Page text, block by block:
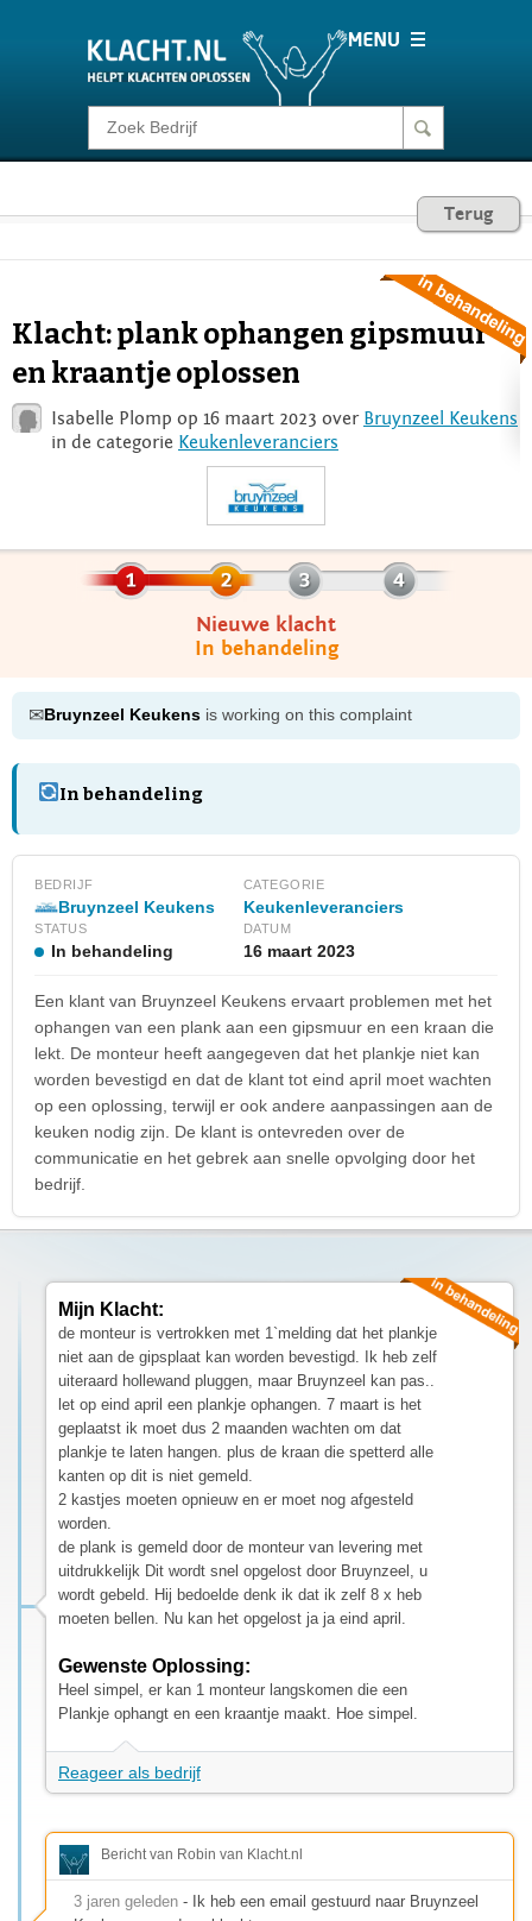
Klacht melden
Consumentenrecht
Voor Bedrijven
Login
Terug
Klacht: plank ophangen gipsmuur
en kraantje oplossen
Isabelle Plomp op 16 maart 2023 over Bruynzeel Keukens
in de categorie Keukenleveranciers
Nieuwe klacht
In behandeling
✉Bruynzeel Keukens is working on this complaint
In behandeling
BEDRIJF
Bruynzeel Keukens
CATEGORIE
Keukenleveranciers
STATUS
In behandeling
DATUM
16 maart 2023
Een klant van Bruynzeel Keukens ervaart problemen met het
ophangen van een plank aan een gipsmuur en een kraan die
lekt. De monteur heeft aangegeven dat het plankje niet kan
worden bevestigd en dat de klant tot eind april moet wachten
op een oplossing, terwijl er ook andere aanpassingen aan de
keuken nodig zijn. De klant is ontevreden over de
communicatie en het gebrek aan snelle opvolging door het
bedrijf.
Mijn Klacht:
de monteur is vertrokken met 1`melding dat het plankje
niet aan de gipsplaat kan worden bevestigd. Ik heb zelf
uiteraard hollewand pluggen, maar Bruynzeel kan pas..
let op eind april een plankje ophangen. 7 maart is het
geplaatst ik moet dus 2 maanden wachten om dat
plankje te laten hangen. plus de kraan die spetterd alle
kanten op dit is niet gemeld.
2 kastjes moeten opnieuw en er moet nog afgesteld
worden.
de plank is gemeld door de monteur van levering met
uitdrukkelijk Dit wordt snel opgelost door Bruynzeel, u
wordt gebeld. Hij bedoelde denk ik dat ik zelf 8 x heb
moeten bellen. Nu kan het opgelost ja ja eind april.
Gewenste Oplossing:
Heel simpel, er kan 1 monteur langskomen die een
Plankje ophangt en een kraantje maakt. Hoe simpel.
Reageer als bedrijf
Bericht van Robin van Klacht.nl
3 jaren geleden - Ik heb een email gestuurd naar Bruynzeel